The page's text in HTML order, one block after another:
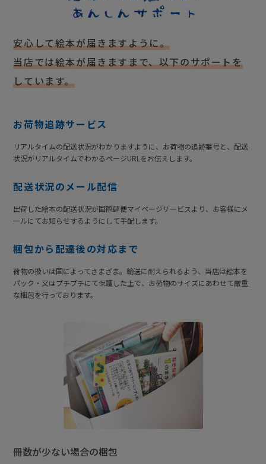
安心して絵本が届きますように。
当店では絵本が届きますまで、以下のサポートを
しています。
お荷物追跡サービス
リアルタイムの配送状況がわかりますように、お荷物の追跡番号と、配送
状況がリアルタイムでわかるページURLをお伝えします。
配送状況のメール配信
出荷した絵本の配送状況が国際郵便マイページサービスより、お客様にメ
ールにてお知らせするようにして手配します。
梱包から配達後の対応まで
荷物の扱いは国によってさまざま。輸送に耐えられるよう、当店は絵本を
パック・又はプチプチにて保護した上で、 お荷物のサイズにあわせて厳重
な梱包を行っております。
冊数が少ない場合の梱包